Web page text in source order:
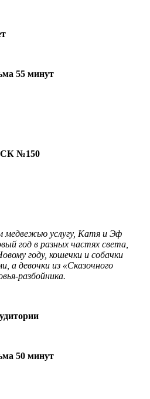
55 минут
№150
медвежью услугу, Катя и Эф
год в разных частях света,
году, кошечки и собачки
а девочки из «Сказочного
разбойника.
50 минут